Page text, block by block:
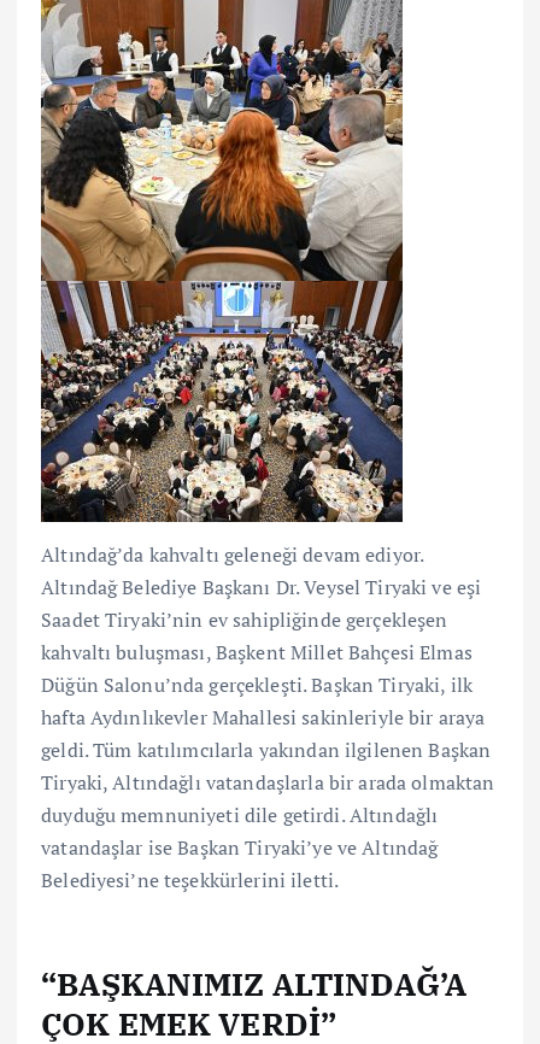
Altındağ’da kahvaltı geleneği devam ediyor.
Altındağ Belediye Başkanı Dr. Veysel Tiryaki ve eşi
Saadet Tiryaki’nin ev sahipliğinde gerçekleşen
kahvaltı buluşması, Başkent Millet Bahçesi Elmas
Düğün Salonu’nda gerçekleşti. Başkan Tiryaki, ilk
hafta Aydınlıkevler Mahallesi sakinleriyle bir araya
geldi. Tüm katılımcılarla yakından ilgilenen Başkan
Tiryaki, Altındağlı vatandaşlarla bir arada olmaktan
duyduğu memnuniyeti dile getirdi. Altındağlı
vatandaşlar ise Başkan Tiryaki’ye ve Altındağ
Belediyesi’ne teşekkürlerini iletti.
“BAŞKANIMIZ ALTINDAĞ’A
ÇOK EMEK VERDİ”